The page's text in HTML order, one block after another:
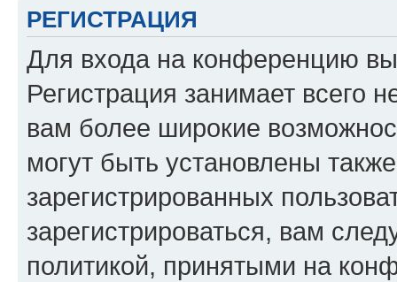
РЕГИСТРАЦИЯ
Для входа на конференцию
Регистрация занимает всего
вам более широкие
могут быть установлены
зарегистрированных
зарегистрироваться, вам
политикой, принятыми на